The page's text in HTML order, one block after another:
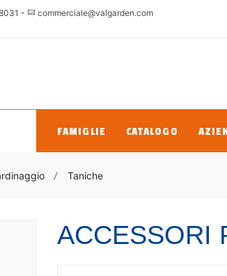
- commerciale@valgarden.com
FAMIGLIE CATALOGO
Taniche
ACCESSORI